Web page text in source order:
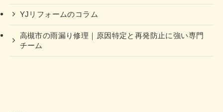
YJリフォームのコラム
高槻市の雨漏り修理｜原因特定と再発防止に強い専門
チーム